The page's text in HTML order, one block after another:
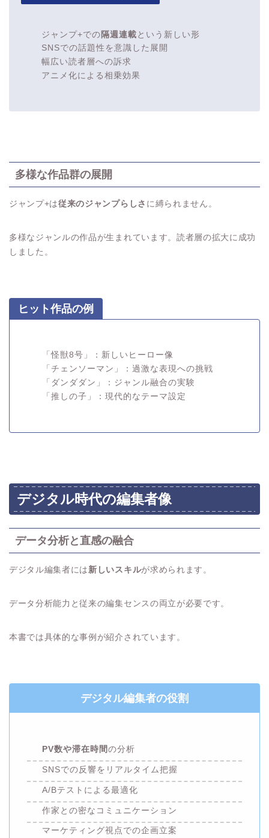
ジャンプ+での 隔週連載 という新しい形
SNSでの話題性を意識した展開
幅広い読者層への訴求
アニメ化による相乗効果
多様な作品群の展開
ジャンプ+は従来のジャンプらしさ に縛られません。
多様なジャンルの作品が生まれています。読者層の拡大に成功
しました。
ヒット作品の例
「怪獣8号」：新しいヒーロー像
「チェンソーマン」：過激な表現への挑戦
「ダンダダン」：ジャンル融合の実験
「推しの子」：現代的なテーマ設定
デジタル時代の編集者像
データ分析と直感の融合
デジタル編集者には新しいスキルが求められます。
データ分析能力と従来の編集センスの両立が必要です。
本書では具体的な事例が紹介されています。
デジタル編集者の役割
PV数や滞在時間 の分析
SNSでの反響をリアルタイム把握
A/Bテストによる最適化
作家との密なコミュニケーション
マーケティング視点での企画立案